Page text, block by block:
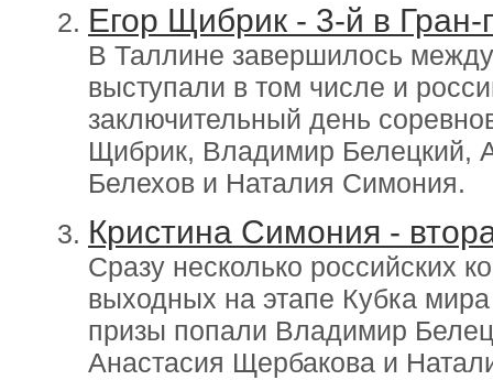
Егор Щибрик - 3-й в
В Таллине завершилось
выступали в том числе и
заключительный день
Щибрик, Владимир Белецкий,
Белехов и Наталия Симония.
Кристина Симония -
Сразу несколько российских
выходных на этапе Кубка
призы попали Владимир
Анастасия Щербакова и